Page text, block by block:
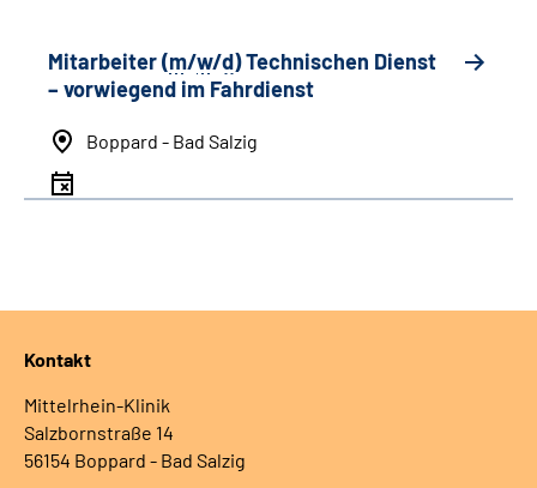
Mitarbeiter (m/w/d) Technischen Dienst
– vorwiegend im Fahrdienst
Boppard - Bad Salzig
Kontakt
Mittelrhein-Klinik
Salzbornstraße 14
56154 Boppard - Bad Salzig